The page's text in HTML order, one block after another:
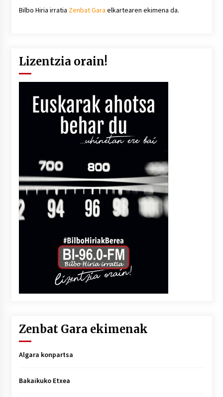
Bilbo Hiria irratia Zenbat Gara elkartearen ekimena da.
Lizentzia orain!
Zenbat Gara ekimenak
Algara konpartsa
Bakaikuko Etxea